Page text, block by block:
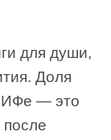
для души,
Доля
— это